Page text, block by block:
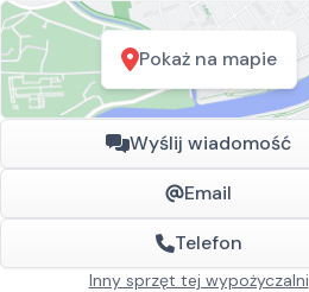
Pokaż na mapie
Wyślij wiadomość
Email
Telefon
Inny sprzęt tej wypożyczalni
KOSIARKA SPALINOWA